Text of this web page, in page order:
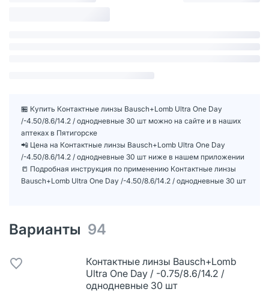
🏪 Купить Контактные линзы Bausch+Lomb Ultra One Day
/-4.50/8.6/14.2 / однодневные 30 шт можно на сайте и в наших
аптеках в Пятигорске
📲 Цена на Контактные линзы Bausch+Lomb Ultra One Day
/-4.50/8.6/14.2 / однодневные 30 шт ниже в нашем приложении
📒 Подробная инструкция по применению Контактные линзы
Bausch+Lomb Ultra One Day /-4.50/8.6/14.2 / однодневные 30 шт
Варианты 94
Контактные линзы Bausch+Lomb
Ultra One Day / -0.75/8.6/14.2 /
однодневные 30 шт